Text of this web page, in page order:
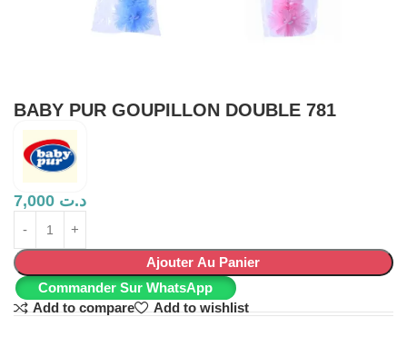
BABY PUR GOUPILLON DOUBLE 781
د.ت
Ajouter Au Panier
Commander Sur WhatsApp
Add to compare
Add to wishlist